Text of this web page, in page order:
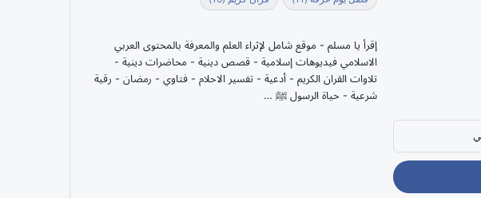
إقرأ يا مسلم - موقع شامل لإثراء العلم والمعرفة بالمحتوى العربي
الاسلامي فيديوهات إسلامية - قصص دينية - محاضرات دينية -
تلاوات القران الكريم - أدعية - تفسير الاحلام - فتاوي - رمضان - رقية
شرعية - حياة الرسول ﷺ …